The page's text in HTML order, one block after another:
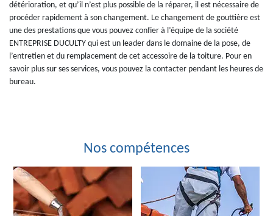
détérioration, et qu’il n’est plus possible de la réparer, il est nécessaire de
procéder rapidement à son changement. Le changement de gouttière est
une des prestations que vous pouvez confier à l’équipe de la société
ENTREPRISE DUCULTY qui est un leader dans le domaine de la pose, de
l’entretien et du remplacement de cet accessoire de la toiture. Pour en
savoir plus sur ses services, vous pouvez la contacter pendant les heures de
bureau.
Nos compétences